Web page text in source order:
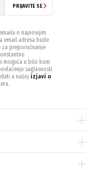
PRIJAVITE SE
o najnovijim
email adresa bude
za preporučivanje
moguća u bilo kom
saglasnosti
u našoj izjavi o